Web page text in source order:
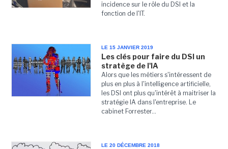
incidence sur le rôle du DSI et la
fonction de l'IT.
LE 15 JANVIER 2019
Les clés pour faire du DSI un
stratège de l'IA
Alors que les métiers s'intéressent de
plus en plus à l'intelligence artificielle,
les DSI ont plus qu'intérêt à maitriser la
stratégie IA dans l'entreprise. Le
cabinet Forrester...
LE 20 DÉCEMBRE 2018